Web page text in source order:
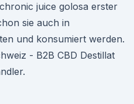
juice golosa erster
sie auch in
und konsumiert werden.
- B2B CBD Destillat